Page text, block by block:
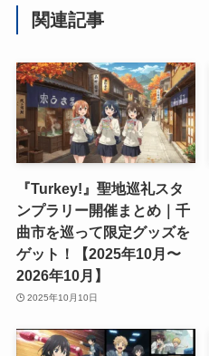
関連記事
『Turkey!』聖地巡礼スタ
ンプラリー開催まとめ｜千
曲市を巡って限定グッズを
ゲット！【2025年10月〜
2026年10月】
2025年10月10日